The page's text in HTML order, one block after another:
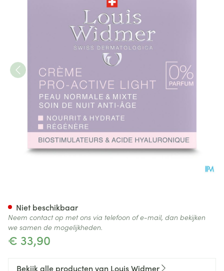
€ 33,90
Niet beschikbaar
Neem contact op met ons via telefoon of e-mail, dan bekijken
we samen de mogelijkheden.
Bekijk alle producten van Louis Widmer